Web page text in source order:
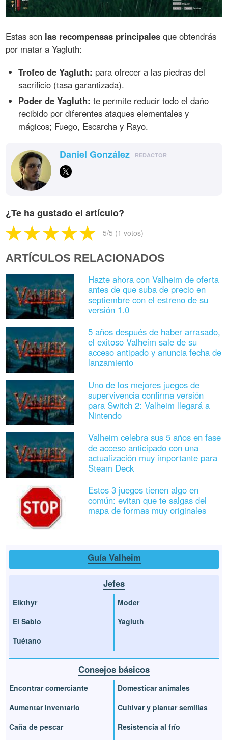
Estas son las recompensas principales que obtendrás
por matar a Yagluth:
Trofeo de Yagluth: para ofrecer a las piedras del
sacrificio (tasa garantizada).
Poder de Yagluth: te permite reducir todo el daño
recibido por diferentes ataques elementales y
mágicos; Fuego, Escarcha y Rayo.
Daniel González REDACTOR
¿Te ha gustado el artículo?
5/5 (1 votos)
ARTÍCULOS RELACIONADOS
Hazte ahora con Valheim de oferta
antes de que suba de precio en
septiembre con el estreno de su
versión 1.0
5 años después de haber arrasado,
el exitoso Valheim sale de su
acceso antipado y anuncia fecha de
lanzamiento
Uno de los mejores juegos de
supervivencia confirma versión
para Switch 2: Valheim llegará a
Nintendo
Valheim celebra sus 5 años en fase
de acceso anticipado con una
actualización muy importante para
Steam Deck
Estos 3 juegos tienen algo en
común: evitan que te salgas del
mapa de formas muy originales
Guía Valheim
Jefes
Eikthyr
El Sabio
Tuétano
Moder
Yagluth
Consejos básicos
Encontrar comerciante
Aumentar inventario
Caña de pescar
Domesticar animales
Cultivar y plantar semillas
Resistencia al frío